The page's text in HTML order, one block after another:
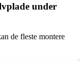
under
de fleste montere